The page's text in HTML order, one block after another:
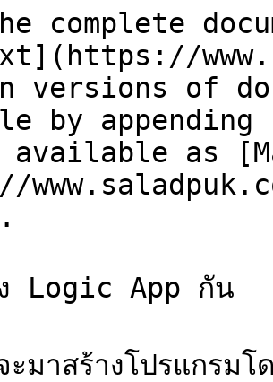
complete
versions of
by
available as
Logic App กัน
มาสร้างโปรแกรม